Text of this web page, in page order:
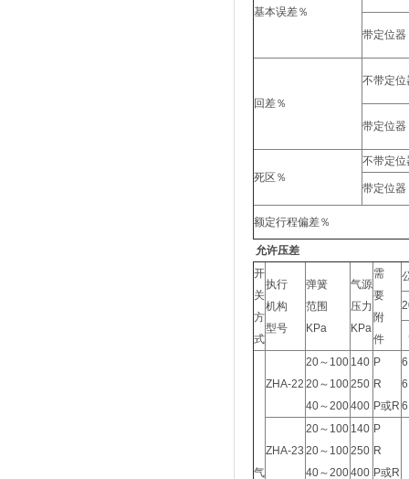
基本误差％
带定位器
回差％
不带定位
带定位器
死区％
不带定位
带定位器
额定行程偏差％
允许压差
开
关
方
式
执行
机构
型号
弹簧
范围
KPa
气源
压力
KPa
需
要
附
件
气
ZHA-22
20～100
20～100
40～200
140
250
400
P
R
P或R
ZHA-23
20～100
20～100
40～200
140
250
400
P
R
P或R